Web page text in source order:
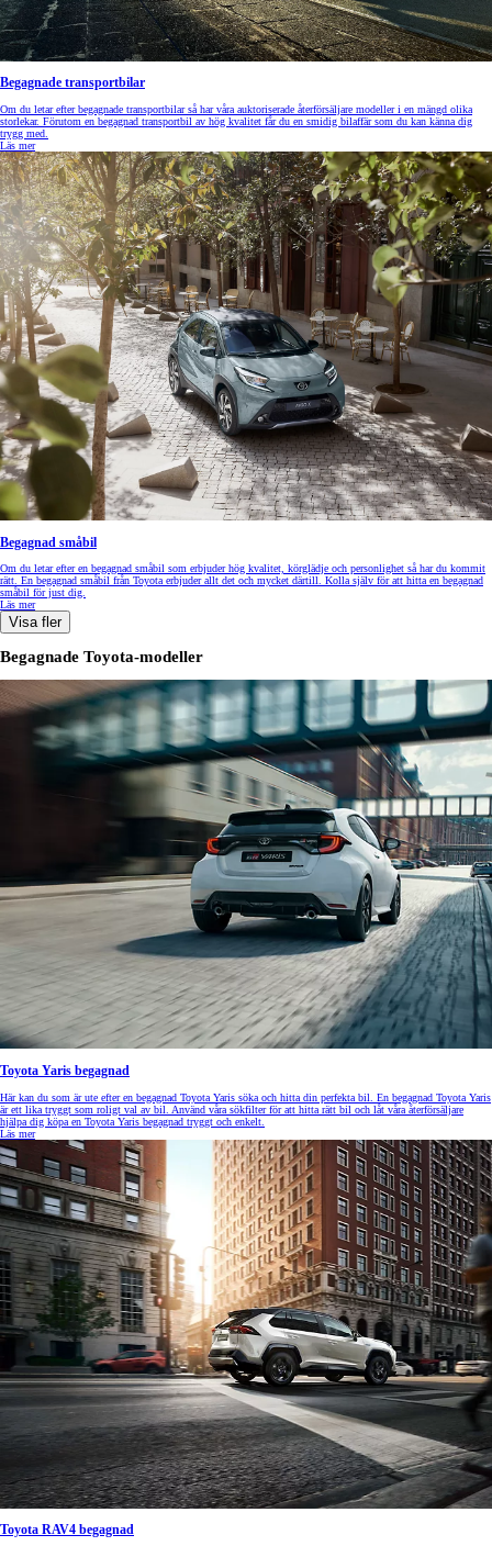
Begagnade transportbilar
Om du letar efter begagnade transportbilar så har våra auktoriserade återförsäljare modeller i en mängd olika
storlekar. Förutom en begagnad transportbil av hög kvalitet får du en smidig bilaffär som du kan känna dig
trygg med.
Läs mer
Begagnad småbil
Om du letar efter en begagnad småbil som erbjuder hög kvalitet, körglädje och personlighet så har du kommit
rätt. En begagnad småbil från Toyota erbjuder allt det och mycket därtill. Kolla själv för att hitta en begagnad
småbil för just dig.
Läs mer
Visa fler
Begagnade Toyota-modeller
Toyota Yaris begagnad
Här kan du som är ute efter en begagnad Toyota Yaris söka och hitta din perfekta bil. En begagnad Toyota Yaris
är ett lika tryggt som roligt val av bil. Använd våra sökfilter för att hitta rätt bil och låt våra återförsäljare
hjälpa dig köpa en Toyota Yaris begagnad tryggt och enkelt.
Läs mer
Toyota RAV4 begagnad